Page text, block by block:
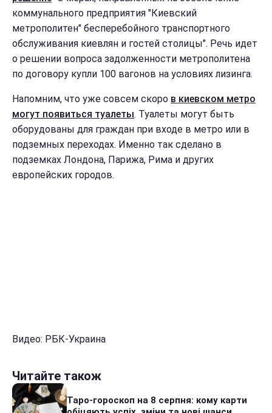
коммунального предприятия "Киевский
метрополитен" бесперебойного транспортного
обслуживания киевлян и гостей столицы". Речь идет
о решении вопроса задолженности метрополитена
по договору купли 100 вагонов на условиях лизинга.
Напомним, что уже совсем скоро в киевском метро
могут появиться туалеты. Туалеты могут быть
оборудованы для граждан при входе в метро или в
подземных переходах. Именно так сделано в
подземках Лондона, Парижа, Рима и других
европейских городов.
Видео: РБК-Украина
Читайте також
Таро-гороскоп на 8 серпня: кому карти